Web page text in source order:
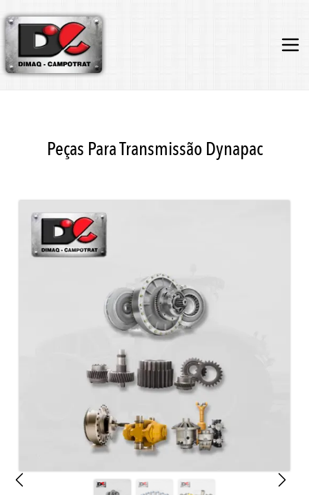
Peças Para Transmissão Dynapac